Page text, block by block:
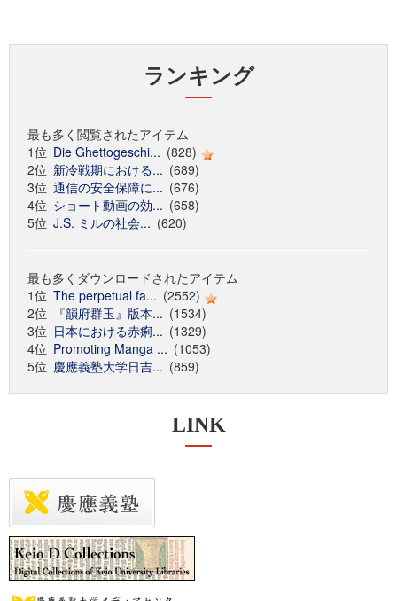
ランキング
最も多く閲覧されたアイテム
1位 Die Ghettogeschi... (828)
2位 新冷戦期における... (689)
3位 通信の安全保障に... (676)
4位 ショート動画の効... (658)
5位 J.S. ミルの社会... (620)
最も多くダウンロードされたアイテム
1位 The perpetual fa... (2552)
2位
『韻府群玉』版本... (1534)
3位 日本における赤痢... (1329)
4位 Promoting Manga ... (1053)
5位 慶應義塾大学日吉... (859)
LINK